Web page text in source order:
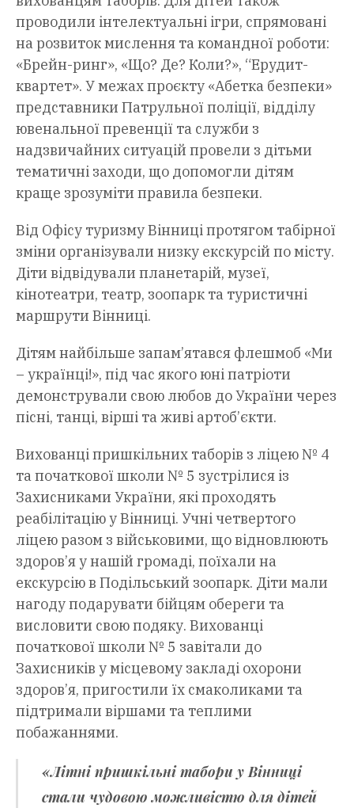
проводили інтелектуальні ігри, спрямовані
на розвиток мислення та командної роботи:
«Брейн-ринг», «Що? Де? Коли?», “Ерудит-
квартет». У межах проєкту «Абетка безпеки»
представники Патрульної поліції, відділу
ювенальної превенції та служби з
надзвичайних ситуацій провели з дітьми
тематичні заходи, що допомогли дітям
краще зрозуміти правила безпеки.
Від Офісу туризму Вінниці протягом табірної
зміни організували низку екскурсій по місту.
Діти відвідували планетарій, музеї,
кінотеатри, театр, зоопарк та туристичні
маршрути Вінниці.
Дітям найбільше запам’ятався флешмоб «Ми
– українці!», під час якого юні патріоти
демонстрували свою любов до України через
пісні, танці, вірші та живі артоб’єкти.
Вихованці пришкільних таборів з ліцею № 4
та початкової школи № 5 зустрілися із
Захисниками України, які проходять
реабілітацію у Вінниці. Учні четвертого
ліцею разом з військовими, що відновлюють
здоров’я у нашій громаді, поїхали на
екскурсію в Подільський зоопарк. Діти мали
нагоду подарувати бійцям обереги та
висловити свою подяку. Вихованці
початкової школи № 5 завітали до
Захисників у місцевому закладі охорони
здоров’я, пригостили їх смаколиками та
підтримали віршами та теплими
побажаннями.
«Літні пришкільні табори у Вінниці
стали чудовою можливістю для дітей